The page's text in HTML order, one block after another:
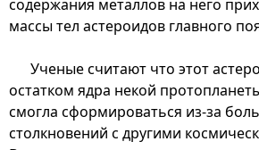
содержания металлов на него
массы тел астероидов главного
Ученые считают что этот
остатком ядра некой
смогла сформироваться из-за
столкновений с другими